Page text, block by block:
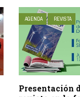
AGENDA REVISTA
Presentación